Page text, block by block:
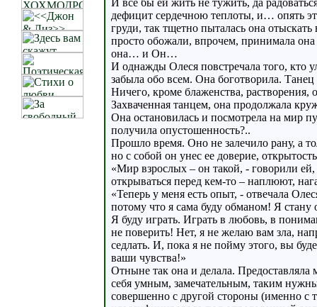
И все бы ей жить не тужить, да
дефицит сердечною теплоты, и… опять
груди, так тщетно пыталась она
просто обожали, впрочем, принимала она
она… и Он…
И однажды Олеся повстречала того, кто
забыла обо всем. Она боготворила.
Ничего, кроме блаженства,
Захваченная танцем, она продолжала
Она остановилась и посмотрела на мир
получила опустошенность?..
Прошло время. Оно не залечило рану, а
но с собой он унес ее доверие,
«Мир взрослых – он такой, - говорили
открываться перед кем-то – наплюют,
«Теперь у меня есть опыт, - отвечала
потому что я сама буду обманом! Я
Я буду играть. Играть в любовь, в
не поверить! Нет, я не желаю вам зла,
седлать. И, пока я не пойму этого, вы
ваши чувства!»
Отныне так она и делала. Предоставляла
себя умным, замечательным, таким
совершенно с другой стороны (именно с